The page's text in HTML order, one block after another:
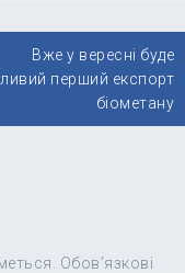
Вже у вересні буде
перший експорт
біометану
Обов’язкові